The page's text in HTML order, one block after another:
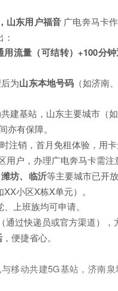
山东用户福音 广电奔马卡
用流量（可结转）+100分
为山东本地号码 （如济南
建基站，山东主要城市（
亦有保障。
注销，首月免租体验，用卡
用户，办理广电奔马卡需注
坊、临沂等主要城市已开
小区X栋X单元）。
上班族均可申请。
（通过快递员或官方渠道）
，便捷省心。
移动共建5G基站，济南